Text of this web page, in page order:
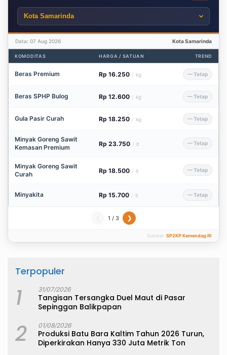
Data: 07 Aug 2026 Kota Samarinda
KOMODITAS HARGA / SATUAN TREND
Beras Premium Rp 16.250 / kg — Tetap
Beras SPHP Bulog Rp 12.600 / kg — Tetap
Gula Pasir Curah Rp 18.250 / kg — Tetap
Minyak Goreng Sawit
Kemasan Premium
Rp 23.750 / lt — Tetap
Minyak Goreng Sawit
Curah
Rp 18.500 / lt — Tetap
Minyakita Rp 15.700 / lt — Tetap
1 / 3 ❯
Sumber: SP2KP Kemendag RI
Terpopuler
1 31/07/2026
Tangisan Tersangka Duel Maut di Pasar
Sepinggan Balikpapan
2 01/08/2026
Produksi Batu Bara Kaltim Tahun 2026 Turun,
Diperkirakan Hanya 330 Juta Metrik Ton